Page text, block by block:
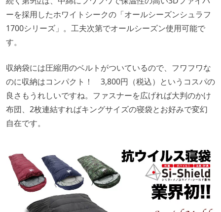
ーを採用したホワイトシークの「オールシーズンシュラフ
1700シリーズ」。工夫次第でオールシーズン使用可能で
す。
収納袋には圧縮用のベルトがついているので、フワフワな
のに収納はコンパクト！ 3,800円（税込）というコスパの
良さもうれしいですね。ファスナーを広げれば大判のかけ
布団、2枚連結すればキングサイズの寝袋とお好みで変幻
自在です。